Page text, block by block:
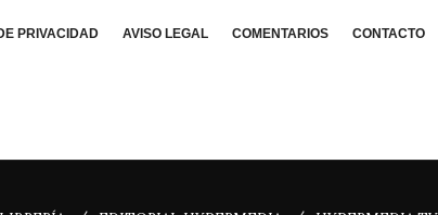
PRIVACIDAD AVISO LEGAL COMENTARIOS CONTACTO